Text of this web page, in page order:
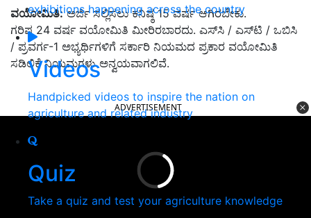
exhibitions happening across the country
Videos
Handpicked videos to inspire the nation on
agriculture and related industry
Quiz
Take a quiz and test your agriculture knowledge
ವಯೋಮಿತಿ:ಅರ್ಜಿ ಸಲ್ಲಿಸಲು ಕನಿಷ್ಠ 15ವರ್ಷ ಆಗಿರಬೇಕು.
ಗರಿಷ್ಠ 24 ವರ್ಷ ವಯೋಮಿತಿ ಮೀರಿರಬಾರದು. ಎಸ್‌ಸಿ / ಎಸ್‌ಟಿ / ಒಬಿಸಿ
/ ಪ್ರವರ್ಗ-1 ಅಭ್ಯರ್ಥಿಗಳಿಗೆ ಸರ್ಕಾರಿ ನಿಯಮದ ಪ್ರಕಾರ ವಯೋಮಿತಿ
ಸಡಿಲಿಕೆ ನಿಯಮಗಳು ಅನ್ವಯವಾಗಲಿವೆ.
ADVERTISEMENT